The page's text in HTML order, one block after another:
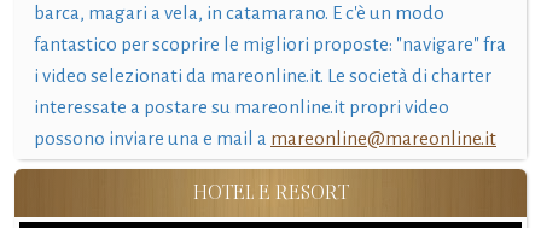
barca, magari a vela, in catamarano. E c'è un modo
fantastico per scoprire le migliori proposte: "navigare" fra
i video selezionati da mareonline.it. Le società di charter
interessate a postare su mareonline.it propri video
possono inviare una e mail a mareonline@mareonline.it
HOTEL E RESORT